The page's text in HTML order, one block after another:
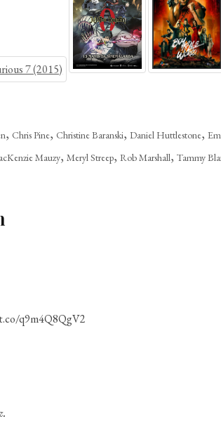
, Chris Pine, Christine Baranski,Daniel Huttlestone,
Mauzy,Meryl Streep,Rob Marshall,Tammy
q9m4Q8QgV2
.